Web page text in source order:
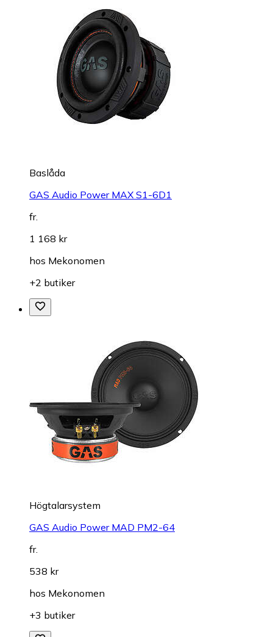
Baslåda
GAS Audio Power MAX S1-6D1
fr.
1 168 kr
hos Mekonomen
+2 butiker
Högtalarsystem
GAS Audio Power MAD PM2-64
fr.
538 kr
hos Mekonomen
+3 butiker